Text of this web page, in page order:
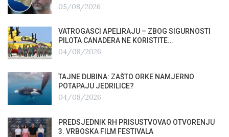
05/08/2026
VATROGASCI APELIRAJU – ZBOG SIGURNOSTI
PILOTA CANADERA NE KORISTITE…
04/08/2026
TAJNE DUBINA: ZAŠTO ORKE NAMJERNO
POTAPAJU JEDRILICE?
04/08/2026
PREDSJEDNIK RH PRISUSTVOVAO OTVORENJU
3. VRBOSKA FILM FESTIVALA